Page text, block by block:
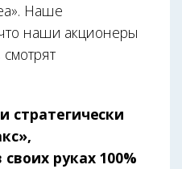
Наше
наши акционеры
стратегически
руках 100%